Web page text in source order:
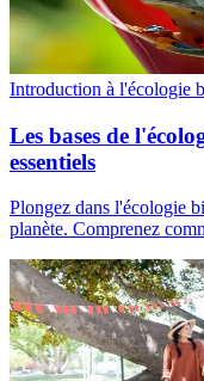
Introduction à l'écologie
Les bases de
essentiels
Plongez dans l'écologie
planète. Comprenez